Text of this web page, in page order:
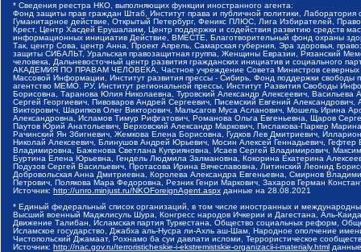
* Сведения реестра НКО, выполняющих функции иностранного агента:
Фонд защиты прав граждан Штаб, Институт права и публичной политики,
Гуманитарное действие, Открытый Петербург, Феникс ПЛЮС, Лига Избирателей,
Крест, Центр Хасдей Ерушалаим, Центр поддержки и содействия развитию средств
информационных инициатив Действие, ВМЕСТЕ, Благотворительный фонд охраны
Так, центр Сова, центр Анна, Проект Апрель, Самарская губерния, Эра здоровья,
защиты СИБАЛЬТ, Уральская правозащитная группа, Женщины Евразии, Рязанский
человека, Дальневосточный центр развития гражданских инициатив и социального
АКАДЕМИЯ ПО ПРАВАМ ЧЕЛОВЕКА, Частное учреждение Совета Министров северных
Массовой Информации, Институт развития прессы - Сибирь, Фонд поддержки
агентство МЕМО. РУ, Институт региональной прессы, Институт Развития Свободы
Борисовна, Таранова Юлия Николаевна, Туровский Александр Алексеевич,
Сергей Георгиевич, Пивоваров Андрей Сергеевич, Писемский Евгений
Викторович, Шарипков Олег Викторович, Мальсагов Муса Асланович, Мошель Ирина
Александровна, Исламов Тимур Рифгатович, Романова Ольга Евгеньевна, Щаров
Паутов Юрий Анатольевич, Верховский Александр Маркович, Пислакова-Паркер
Рачинский Ян Збигневич, Жемкова Елена Борисовна, Гудков Лев Дмитриевич,
Николай Алексеевич, Блинушов Андрей Юрьевич, Мосин Алексей Геннадьевич,
Владимировна, Баженова Светлана Куприяновна, Исаев Сергей Владимирович,
Буртина Елена Юрьевна, Гендель Людмила Залмановна, Кокорина Екатерина
Подузов Сергей Васильевич, Протасова Ирина Вячеславовна, Литинский Леонид
Добровольская Анна Дмитриевна, Королева Александра Евгеньевна, Смирнов
Петрович, Полякова Мара Федоровна, Резник Генри Маркович, Захаров Герман
Источник: http://unro.minjust.ru/NKOForeignAgent.aspx данные на 28.08.2021
* Единый федеральный список организаций, в том числе иностранных и
Высший военный Маджлисуль Шура, Конгресс народов Ичкерии и Дагестана, Аль-
Движение Талибан, Исламская партия Туркестана, Общество социальных реформ,
Исламское государство, Джабха аль-Нусра ли-Ахль аш-Шам, Народное ополчение
Чистопольский Джамаат, Рохнамо ба суи давлати исломи, Террористическое
Источник: http://nac.gov.ru/terroristicheskie-i-ekstremistskie-organizacii-i-materialy.html